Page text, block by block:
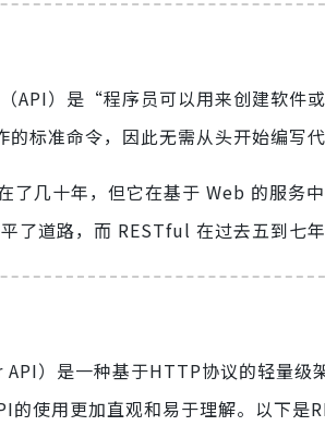
）是“程序员可以用来创建软件
标准命令，因此无需从头开始编写
几十年，但它在基于 Web 的服务
了道路，而 RESTful 在过去五到七
）是一种基于HTTP协议的轻量级
使用更加直观和易于理解。以下是